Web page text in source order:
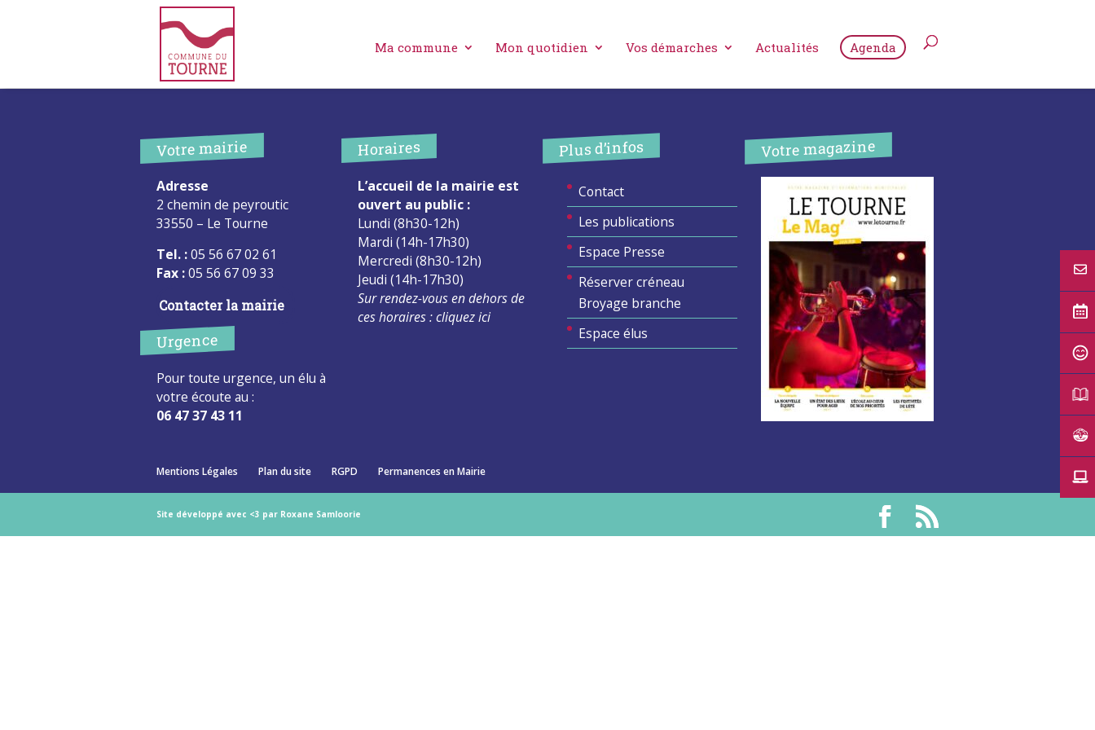
Ma commune Mon quotidien Vos démarches Actualités Agenda
Votre mairie
Adresse
2 chemin de peyroutic
33550 – Le Tourne
Tel. :05 56 67 02 61
Fax :05 56 67 09 33
Contacter la mairie
Urgence
Pour toute urgence, un élu à
votre écoute au :
06 47 37 43 11
Horaires
L’accueil de la mairie est
ouvert au public :
Lundi (8h30-12h)
Mardi (14h-17h30)
Mercredi (8h30-12h)
Jeudi (14h-17h30)
Sur rendez-vous en dehors de
ces horaires :cliquez ici
Plus d’infos
Contact
Les publications
Espace Presse
Réserver créneau
Broyage branche
Espace élus
Votre magazine
Mentions Légales Plan du site RGPD Permanences en Mairie
Site développé avec <3 par Roxane Samloorie